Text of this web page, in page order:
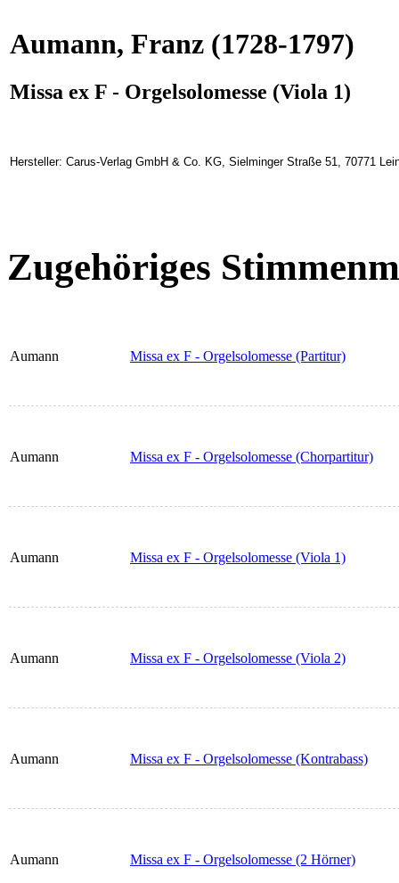
Aumann, Franz (1728-1797)
Missa ex F - Orgelsolomesse (Viola 1)
Hersteller: Carus-Verlag GmbH & Co. KG, Sielminger Straße 51, 70771
Zugehöriges
Aumann Missa ex F - Orgelsolomesse (Partitur)
Aumann Missa ex F - Orgelsolomesse (Chorpartitur)
Aumann Missa ex F - Orgelsolomesse (Viola 1)
Aumann Missa ex F - Orgelsolomesse (Viola 2)
Aumann Missa ex F - Orgelsolomesse (Kontrabass)
Aumann Missa ex F - Orgelsolomesse (2 Hörner)